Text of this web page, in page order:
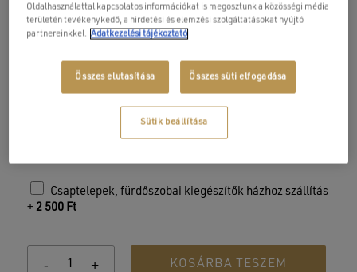
Matt fekete felületű, zuhanyhoz kialakított csaptelep
Kerámiabetéttel ellátva
Gégecső és zuhanyfej nélkül
OTH engedély száma: BP/FNEF-TKI/07500-2/2019
Csaptelepek, fürdőszobai kiegészítők házhoz szállítás
+ 2 500 Ft
KOSÁRBA TESZEM
Oldalhasználattal kapcsolatos információkat is megosztunk a közösségi média
területén tevékenykedő, a hirdetési és elemzési szolgáltatásokat nyújtó
partnereinkkel. Adatkezelési tájékoztató
Összes elutasítása Összes süti elfogadása
Sütik beállítása